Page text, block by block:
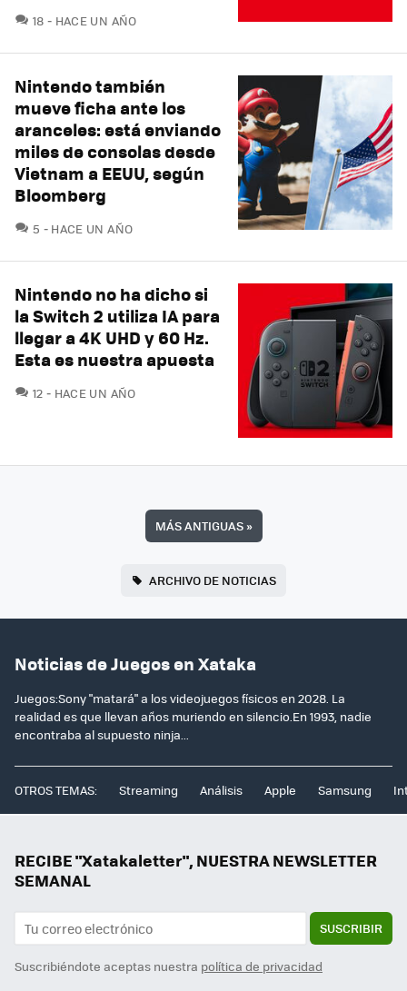
18 COMENTARIOS
HACE UN AÑO
Nintendo también
mueve ficha ante los
aranceles: está enviando
miles de consolas desde
Vietnam a EEUU, según
Bloomberg
5 COMENTARIOS
HACE UN AÑO
Nintendo no ha dicho si
la Switch 2 utiliza IA para
llegar a 4K UHD y 60 Hz.
Esta es nuestra apuesta
12 COMENTARIOS
HACE UN AÑO
MÁS ANTIGUAS»
ARCHIVO DE NOTICIAS
Noticias de Juegos en Xataka
Juegos:Sony "matará" a los videojuegos físicos en 2028. La
realidad es que llevan años muriendo en silencio.En 1993, nadie
encontraba al supuesto ninja...
OTROS TEMAS: Streaming Análisis Apple Samsung
RECIBE "Xatakaletter", NUESTRA NEWSLETTER
SEMANAL
SUSCRIBIR
Suscribiéndote aceptas nuestra política de privacidad